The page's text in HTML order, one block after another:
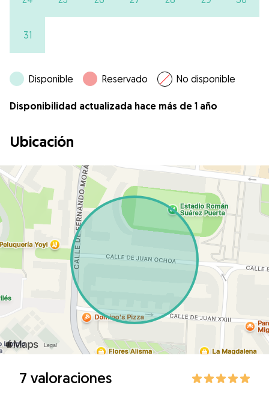
31
Disponible Reservado No disponible
Disponibilidad actualizada hace más de 1 año
Ubicación
7 valoraciones